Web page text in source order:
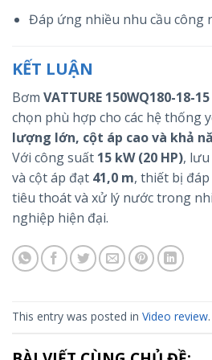
Đáp ứng nhiều nhu cầu công
KẾT LUẬN
Bơm VATTURE 150WQ180-18-
chọn phù hợp cho các hệ thống
lượng lớn, cột áp cao và khả
Với công suất 15 kW (20 HP),
và cột áp đạt 41,0 m, thiết bị
tiêu thoát và xử lý nước trong
nghiệp hiện đại.
This entry was posted in Video review